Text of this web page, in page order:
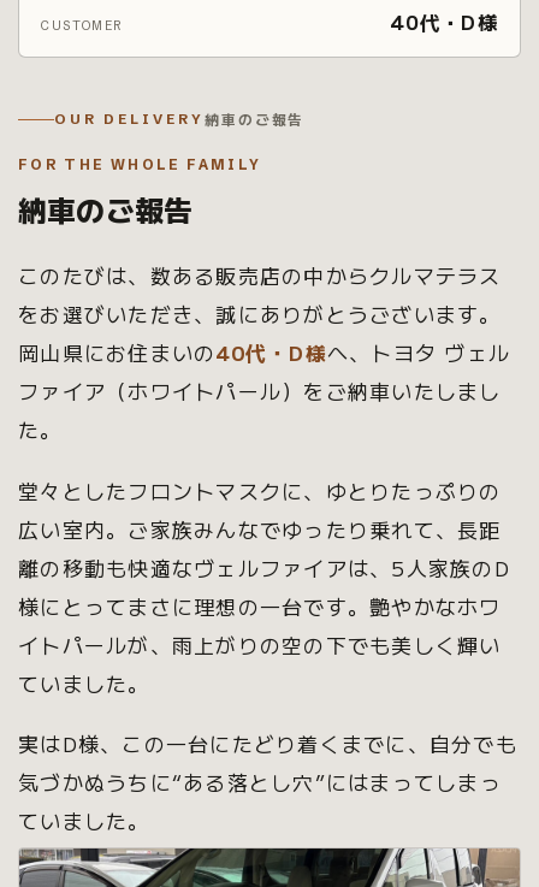
CUSTOMER 40代・D様
OUR DELIVERY 納車のご報告
FOR THE WHOLE FAMILY
納車のご報告
このたびは、数ある販売店の中からクルマテラス
をお選びいただき、誠にありがとうございます。
岡山県にお住まいの40代・D様へ、トヨタ ヴェル
ファイア（ホワイトパール）をご納車いたしまし
た。
堂々としたフロントマスクに、ゆとりたっぷりの
広い室内。ご家族みんなでゆったり乗れて、長距
離の移動も快適なヴェルファイアは、5人家族のD
様にとってまさに理想の一台です。艶やかなホワ
イトパールが、雨上がりの空の下でも美しく輝い
ていました。
実はD様、この一台にたどり着くまでに、自分でも
気づかぬうちに“ある落とし穴”にはまってしまっ
ていました。